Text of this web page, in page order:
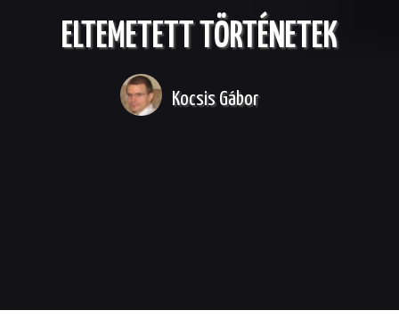
ELTEMETETT TÖRTÉNETEK
Kocsis Gábor